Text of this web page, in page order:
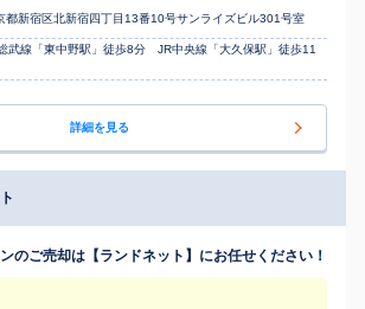
都新宿区北新宿四丁目13番10号サンライズビル301号室
武線「東中野駅」徒歩8分 JR中央線「大久保駅」徒歩11
詳細を見る
のご売却は【ランドネット】にお任せください！